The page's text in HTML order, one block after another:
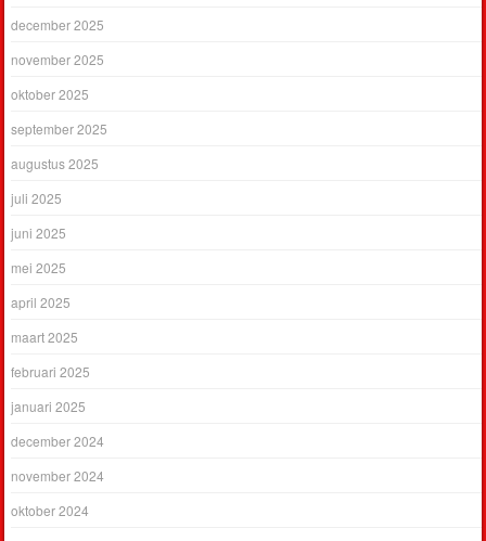
december 2025
november 2025
oktober 2025
september 2025
augustus 2025
juli 2025
juni 2025
mei 2025
april 2025
maart 2025
februari 2025
januari 2025
december 2024
november 2024
oktober 2024